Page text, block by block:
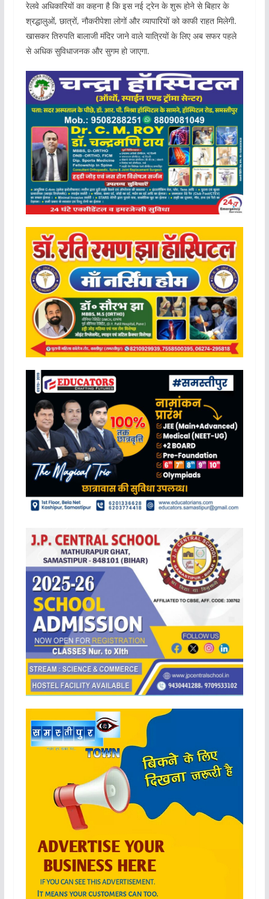
रेलवे अधिकारियों का कहना है कि इस नई ट्रेन के शुरू होने से बिहार के
श्रद्धालुओं, छात्रों, नौकरीपेशा लोगों और व्यापारियों को काफी राहत मिलेगी.
खासकर तिरुपति बालाजी मंदिर जाने वाले यात्रियों के लिए अब सफर पहले
से अधिक सुविधाजनक और सुगम हो जाएगा.